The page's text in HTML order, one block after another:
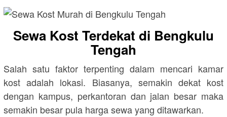
Sewa Kost Terdekat di Bengkulu
Tengah
Salah satu faktor terpenting dalam mencari kamar
kost adalah lokasi. Biasanya, semakin dekat kost
dengan kampus, perkantoran dan jalan besar maka
semakin besar pula harga sewa yang ditawarkan.